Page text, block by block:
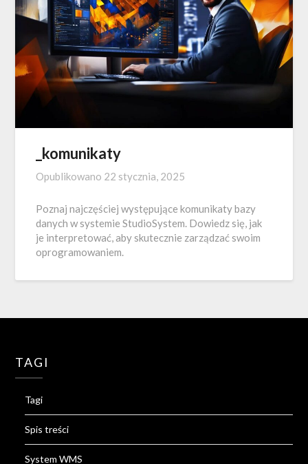
_komunikaty
Opublikowano 22 stycznia, 2025
Poznaj najczęściej występujące komunikaty bazy
danych w systemie StudioSystem. Dowiedz się, jak
je interpretować, aby skutecznie zarządzać swoim
oprogramowaniem.
TAGI
Tagi
Spis treści
System WMS